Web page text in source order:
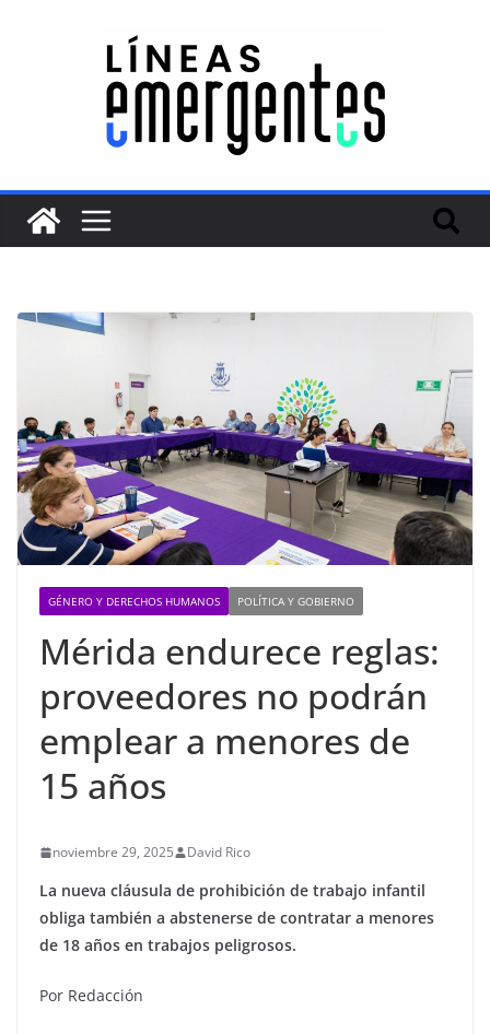
GÉNERO Y DERECHOS HUMANOS POLÍTICA Y GOBIERNO
Mérida endurece reglas:
proveedores no podrán
emplear a menores de
15 años
noviembre 29, 2025 David Rico
La nueva cláusula de prohibición de trabajo infantil
obliga también a abstenerse de contratar a menores
de 18 años en trabajos peligrosos.
Por Redacción